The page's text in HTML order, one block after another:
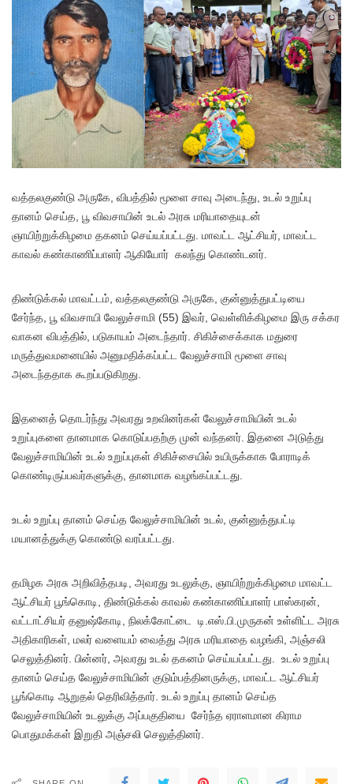
வத்தலகுண்டு அருகே, விபத்தில் மூளை சாவு அடைந்து, உடல் உறுப்பு
தானம் செய்த, பூ விவசாயின் உடல் அரசு மரியாதையுடன்
ஞாயிற்றுக்கிழமை தகனம் செய்யப்பட்டது. மாவட்ட ஆட்சியர், மாவட்ட
காவல் கண்காணிப்பாளர் ஆகியோர் கலந்து கொண்டனர்.
திண்டுக்கல் மாவட்டம், வத்தலகுண்டு அருகே, குன்னுத்துபட்டியை
சேர்ந்த, பூ விவசாயி வேலுச்சாமி (55) இவர், வெள்ளிக்கிழமை இரு சக்கர
வாகன விபத்தில், படுகாயம் அடைந்தார். சிகிச்சைக்காக மதுரை
மருத்துவமனையில் அனுமதிக்கப்பட்ட வேலுச்சாமி மூளை சாவு
அடைந்ததாக கூறப்படுகிறது.
இதனைத் தொடர்ந்து அவரது உறவினர்கள் வேலுச்சாமியின் உடல்
உறுப்புகளை தானமாக கொடுப்பதற்கு முன் வந்தனர். இதனை அடுத்து
வேலுச்சாமியின் உடல் உறுப்புகள் சிகிச்சையில் உயிருக்காக போராடிக்
கொண்டிருப்பவர்களுக்கு, தானமாக வழங்கப்பட்டது.
உடல் உறுப்பு தானம் செய்த வேலுச்சாமியின் உடல், குன்னுத்துபட்டி
மயானத்துக்கு கொண்டு வரப்பட்டது.
தமிழக அரசு அறிவித்தபடி, அவரது உடலுக்கு, ஞாயிற்றுக்கிழமை மாவட்ட
ஆட்சியர் பூங்கொடி, திண்டுக்கல் காவல் கண்காணிப்பாளர் பாஸ்கரன்,
வட்டாட்சியர் தனுஷ்கோடி, நிலக்கோட்டை டி.எஸ்.பி.முருகன் உள்ளிட்ட அரசு
அதிகாரிகள், மலர் வளையம் வைத்து அரசு மரியாதை வழங்கி, அஞ்சலி
செலுத்தினர். பின்னர், அவரது உடல் தகனம் செய்யப்பட்டது. உடல் உறுப்பு
தானம் செய்த வேலுச்சாமியின் குடும்பத்தினருக்கு, மாவட்ட ஆட்சியர்
பூங்கொடி ஆறுதல் தெரிவித்தார். உடல் உறுப்பு தானம் செய்த
வேலுச்சாமியின் உடலுக்கு அப்பகுதியை சேர்ந்த ஏராளமான கிராம
பொதுமக்கள் இறுதி அஞ்சலி செலுத்தினர்.